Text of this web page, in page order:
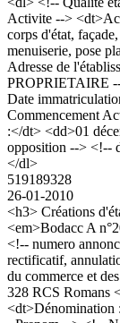
Activite -->
corps d'état,
menuiserie, pose
Adresse de
PROPRIETAIRE
Date
Commencement
:</dt> <dd>01
opposition --> <!--
</dl>
519189328
26-01-2010
<h3> Créations
<em>Bodacc A
<!-- numero
rectificatif,
du commerce et
328 RCS Romans